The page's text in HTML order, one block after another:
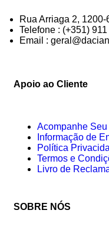
Rua Arriaga 2,
Telefone : (+351)
Email :
Apoio ao Cliente
Acompanhe
Informação de
Política
Termos e
Livro de
SOBRE NÓS